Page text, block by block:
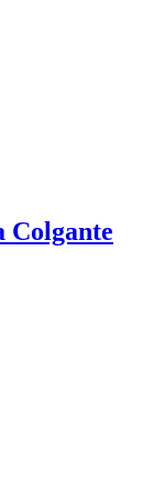
Colgante